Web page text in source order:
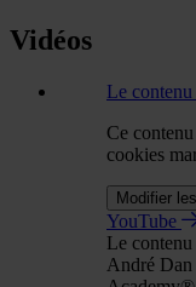
Vidéos
Le
Ce
cookies
Modifier
YouTube
Le
André Dan